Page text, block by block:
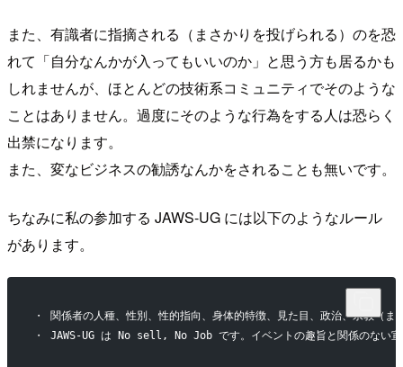
また、有識者に指摘される（まさかりを投げられる）のを恐
れて「自分なんかが入ってもいいのか」と思う方も居るかも
しれませんが、ほとんどの技術系コミュニティでそのような
ことはありません。過度にそのような行為をする人は恐らく
出禁になります。
また、変なビジネスの勧誘なんかをされることも無いです。
ちなみに私の参加する JAWS-UG には以下のようなルール
があります。
・ 関係者の人種、性別、性的指向、身体的特徴、見た目、政治、宗教（
・ JAWS-UG は No sell, No Job です。イベントの趣旨と関係のない宣